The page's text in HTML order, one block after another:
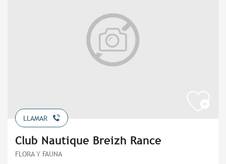
LLAMAR
Club Nautique Breizh Rance
FLORA Y FAUNA